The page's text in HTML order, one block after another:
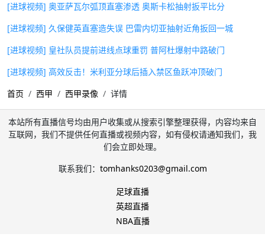
[进球视频] 奥亚萨瓦尔弧顶直塞渗透 奥斯卡松抽射扳平比分
[进球视频] 久保健英直塞造失误 巴雷内切亚抽射近角扳回一城
[进球视频] 皇社队员提前进线点球重罚 普阿杜爆射中路破门
[进球视频] 高效反击！米利亚分球后插入禁区鱼跃冲顶破门
首页
西甲 西甲录像 详情
本站所有直播信号均由用户收集或从搜索引擎整理获得，内容均来自
互联网，我们不提供任何直播或视频内容，如有侵权请通知我们，我
们会立即处理。
联系我们： tomhanks0203@gmail.com
足球直播
英超直播
NBA直播